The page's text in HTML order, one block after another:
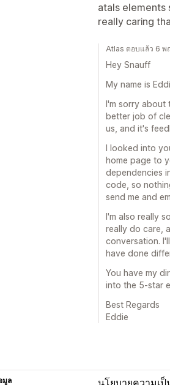
atals elements
really caring
Atlas ตอบแล้ว 6
Hey Snauff
My name is
I'm sorry about
better job of
us, and it's
I looked into
home page to
dependencies
code, so
send me and
I'm also really
really do care,
conversation.
have done
You have my
into the 5-star
Best Regards
Eddie
มูล นโยบายความเ